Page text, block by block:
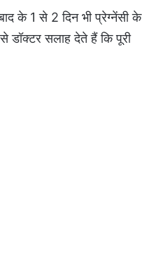
के 1 से 2 दिन भी प्रेग्नेंसी के
सलाह देते हैं कि पूरी